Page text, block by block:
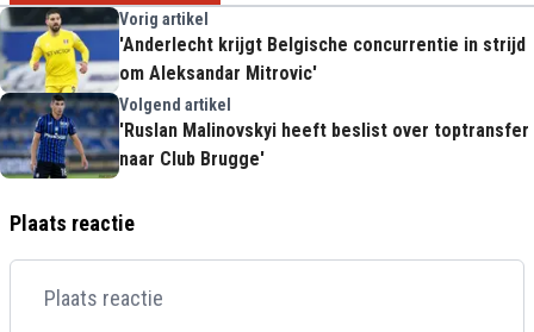
Vorig artikel
'Anderlecht krijgt Belgische concurrentie in strijd
om Aleksandar Mitrovic'
Volgend artikel
'Ruslan Malinovskyi heeft beslist over toptransfer
naar Club Brugge'
Plaats reactie